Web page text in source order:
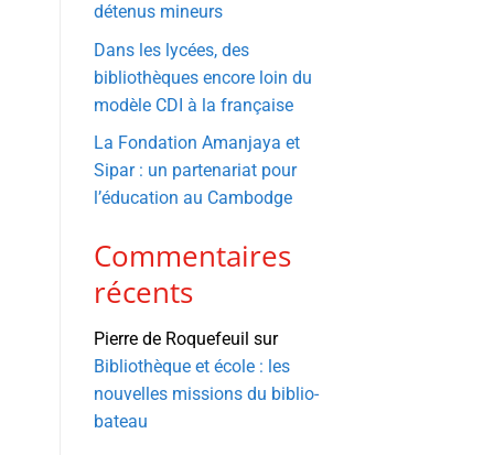
détenus mineurs
Dans les lycées, des
bibliothèques encore loin du
modèle CDI à la française
La Fondation Amanjaya et
Sipar : un partenariat pour
l’éducation au Cambodge
Commentaires
récents
Pierre de Roquefeuil sur
Bibliothèque et école : les
nouvelles missions du biblio-
bateau